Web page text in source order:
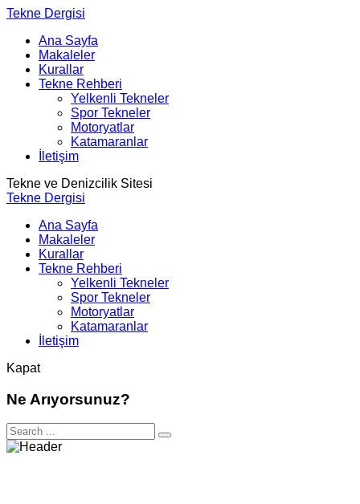
Tekne Dergisi
Ana Sayfa
Makaleler
Kurallar
Tekne Rehberi
Yelkenli Tekneler
Spor Tekneler
Motoryatlar
Katamaranlar
İletişim
Tekne ve Denizcilik Sitesi
Tekne Dergisi
Ana Sayfa
Makaleler
Kurallar
Tekne Rehberi
Yelkenli Tekneler
Spor Tekneler
Motoryatlar
Katamaranlar
İletişim
Kapat
Ne Arıyorsunuz?